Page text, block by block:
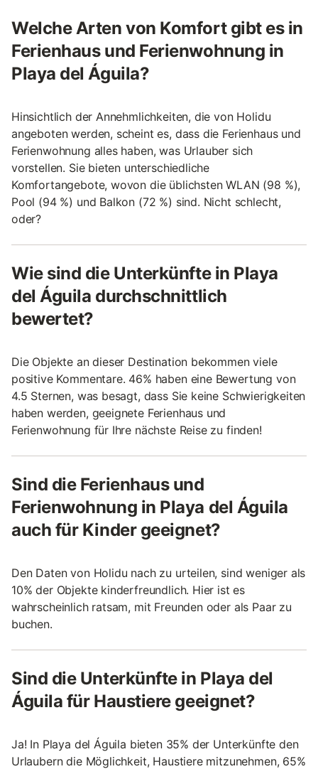
Welche Arten von Komfort gibt es in
Ferienhaus und Ferienwohnung in
Playa del Águila?
Hinsichtlich der Annehmlichkeiten, die von Holidu
angeboten werden, scheint es, dass die Ferienhaus und
Ferienwohnung alles haben, was Urlauber sich
vorstellen. Sie bieten unterschiedliche
Komfortangebote, wovon die üblichsten WLAN (98 %),
Pool (94 %) und Balkon (72 %) sind. Nicht schlecht,
oder?
Wie sind die Unterkünfte in Playa
del Águila durchschnittlich
bewertet?
Die Objekte an dieser Destination bekommen viele
positive Kommentare. 46% haben eine Bewertung von
4.5 Sternen, was besagt, dass Sie keine Schwierigkeiten
haben werden, geeignete Ferienhaus und
Ferienwohnung für Ihre nächste Reise zu finden!
Sind die Ferienhaus und
Ferienwohnung in Playa del Águila
auch für Kinder geeignet?
Den Daten von Holidu nach zu urteilen, sind weniger als
10% der Objekte kinderfreundlich. Hier ist es
wahrscheinlich ratsam, mit Freunden oder als Paar zu
buchen.
Sind die Unterkünfte in Playa del
Águila für Haustiere geeignet?
Ja! In Playa del Águila bieten 35% der Unterkünfte den
Urlaubern die Möglichkeit, Haustiere mitzunehmen, 65%